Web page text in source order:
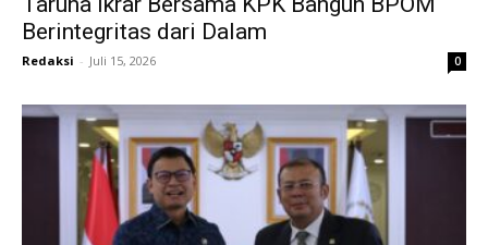
Berintegritas dari Dalam
Redaksi - Juli 15, 2026 0